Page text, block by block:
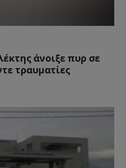
άνοιξε πυρ σε
τραυματίες